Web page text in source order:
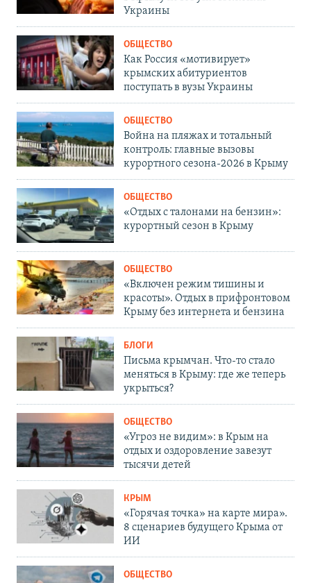
Украины
ОБЩЕСТВО
Как Россия «мотивирует»
крымских абитуриентов
поступать в вузы Украины
ОБЩЕСТВО
Война на пляжах и тотальный
контроль: главные вызовы
курортного сезона-2026 в Крыму
ОБЩЕСТВО
«Отдых с талонами на бензин»:
курортный сезон в Крыму
ОБЩЕСТВО
«Включен режим тишины и
красоты». Отдых в прифронтовом
Крыму без интернета и бензина
БЛОГИ
Письма крымчан. Что-то стало
меняться в Крыму: где же теперь
укрыться?
ОБЩЕСТВО
«Угроз не видим»: в Крым на
отдых и оздоровление завезут
тысячи детей
КРЫМ
«Горячая точка» на карте мира».
8 сценариев будущего Крыма от
ИИ
ОБЩЕСТВО